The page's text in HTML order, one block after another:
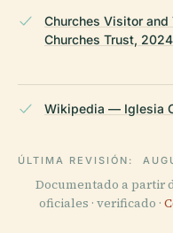
Churches Visitor
Churches Trust, 2024
Wikipedia — Iglesia
ÚLTIMA REVISIÓN:
Documentado a partir
oficiales · verificado ·